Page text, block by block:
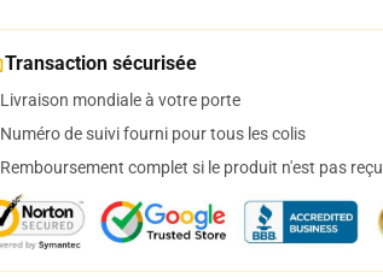
Transaction sécurisée
Livraison mondiale à votre porte
Numéro de suivi fourni pour tous les colis
Remboursement complet si le produit n'est pas reçu